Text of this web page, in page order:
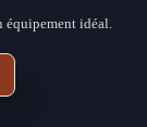
équipement idéal.